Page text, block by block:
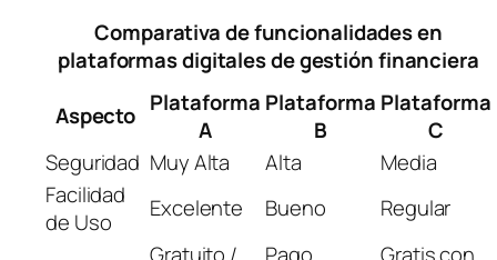
Comparativa de funcionalidades en
plataformas digitales de gestión financiera
Aspecto Plataforma
A
Plataforma
B
Plataforma
C
Seguridad Muy Alta Alta
Media
Facilidad
de Uso
Excelente Bueno Regular